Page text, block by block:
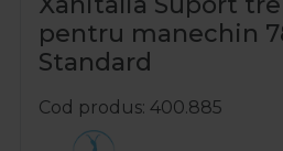
pentru manechin
Standard
Cod produs 400.885